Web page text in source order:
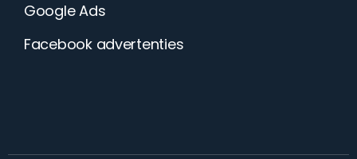
Google Ads
Facebook advertenties